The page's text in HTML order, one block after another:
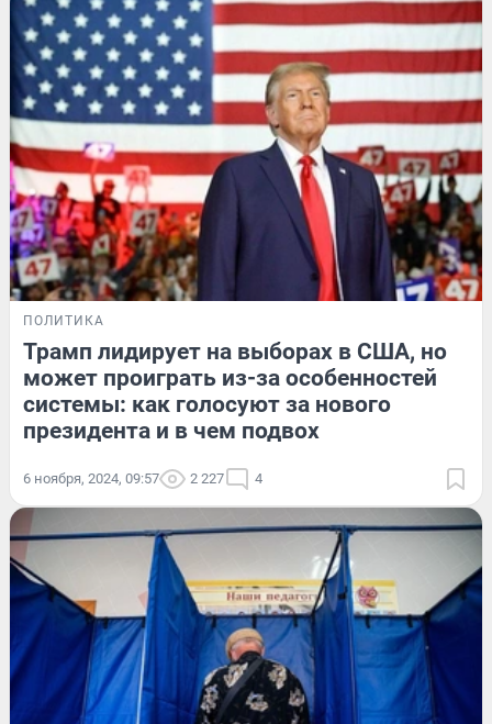
ПОЛИТИКА
Трамп лидирует на выборах в США, но
может проиграть из-за особенностей
системы: как голосуют за нового
президента и в чем подвох
6 ноября, 2024, 09:57 2 227 4